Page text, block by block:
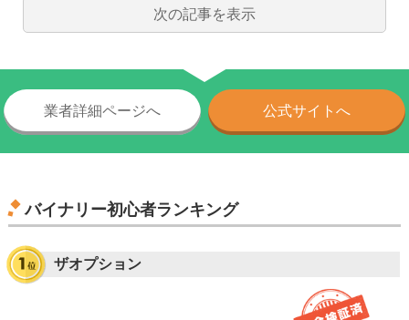
次の記事を表示
業者詳細ページへ 公式サイトへ
バイナリー初心者ランキング
ザオプション